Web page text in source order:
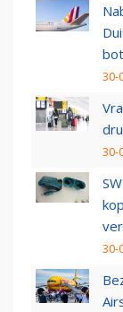
bot
30-
30-
30-